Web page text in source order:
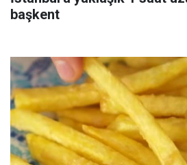
başkent